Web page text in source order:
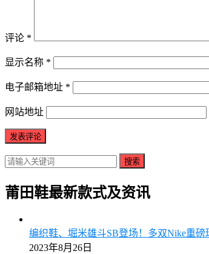
评论 *
显示名称 *
电子邮箱地址 *
网站地址
搜索
莆田鞋最新款式及资讯
编织鞋、堀米雄斗SB登场！多双Nike重
2023年8月26日